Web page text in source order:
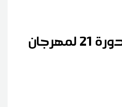
العامرة: انطلاق الدورة 21 لمهرجان